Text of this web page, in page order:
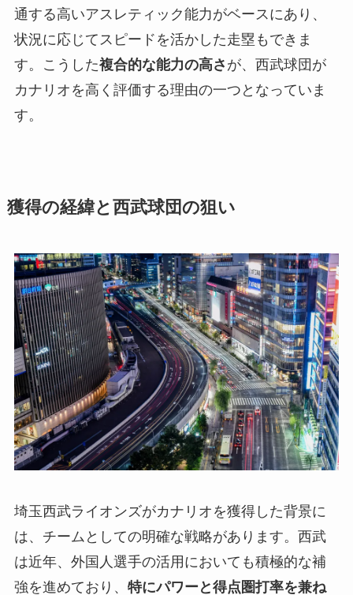
通する高いアスレティック能力がベースにあり、
状況に応じてスピードを活かした走塁もできま
す。こうした複合的な能力の高さ が、西武球団が
カナリオを高く評価する理由の一つとなっていま
す。
獲得の経緯と西武球団の狙い
埼玉西武ライオンズがカナリオを獲得した背景に
は、チームとしての明確な戦略があります。西武
は近年、外国人選手の活用においても積極的な補
強を進めており、 特にパワーと得点圏打率を兼ね